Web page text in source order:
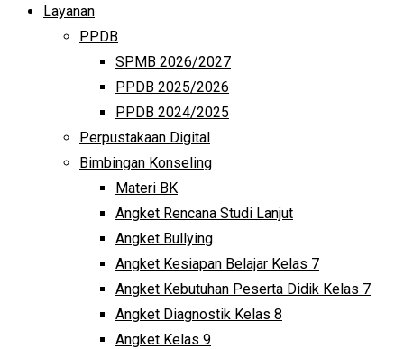
Layanan
PPDB
SPMB 2026/2027
PPDB 2025/2026
PPDB 2024/2025
Perpustakaan Digital
Bimbingan Konseling
Materi BK
Angket Rencana Studi Lanjut
Angket Bullying
Angket Kesiapan Belajar Kelas 7
Angket Kebutuhan Peserta Didik Kelas 7
Angket Diagnostik Kelas 8
Angket Kelas 9